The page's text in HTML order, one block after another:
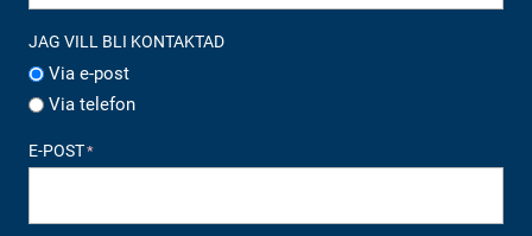
JAG VILL BLI KONTAKTAD
Via e-post
Via telefon
E-POST*